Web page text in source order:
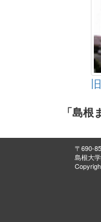
「島
〒690-
島根大